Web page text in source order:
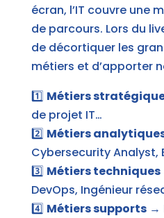
écran, l’IT couvre une
de parcours. Lors du
de décortiquer les
métiers et d’apporter
1️⃣ Métiers
de projet IT…
2️⃣ Métiers
Cybersecurity Analyst,
3️⃣ Métiers techniques
DevOps, Ingénieur
4️⃣ Métiers supports→